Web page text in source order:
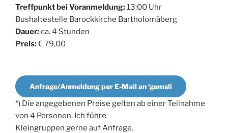
Treffpunkt bei Voranmeldung: 13:00 Uhr
Bushaltestelle Barockkirche Bartholomäberg
Dauer: ca. 4 Stunden
Preis:€ 79,00
Anfrage/Anmeldung per E-Mail an ‘gemsli
*) Die angegebenen Preise gelten ab einer Teilnahme
von 4 Personen. Ich führe
Kleingruppen gerne auf Anfrage.